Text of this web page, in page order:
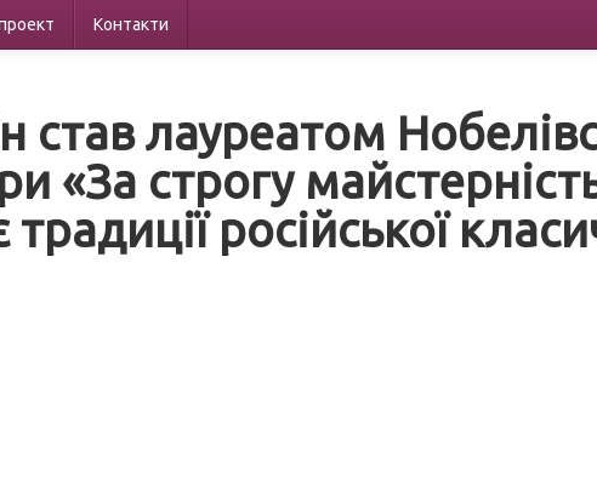
Контакти
став лауреатом
«За строгу
російської